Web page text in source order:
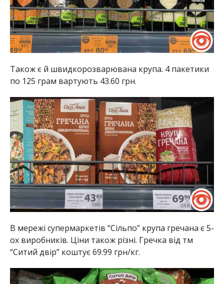
Також є й швидкорозварювана крупа. 4 пакетики
по 125 грам вартують 43.60 грн.
В мережі супермаркетів “Сільпо” крупа гречана є 5-
ох виробників. Ціни також різні. Гречка від тм
“Ситий двір” коштує 69.99 грн/кг.